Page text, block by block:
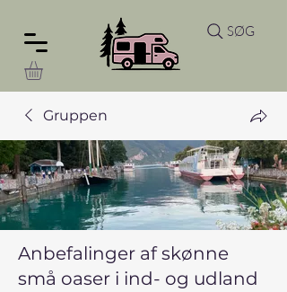
SØG
Gruppen
Anbefalinger af skønne
små oaser i ind- og udland